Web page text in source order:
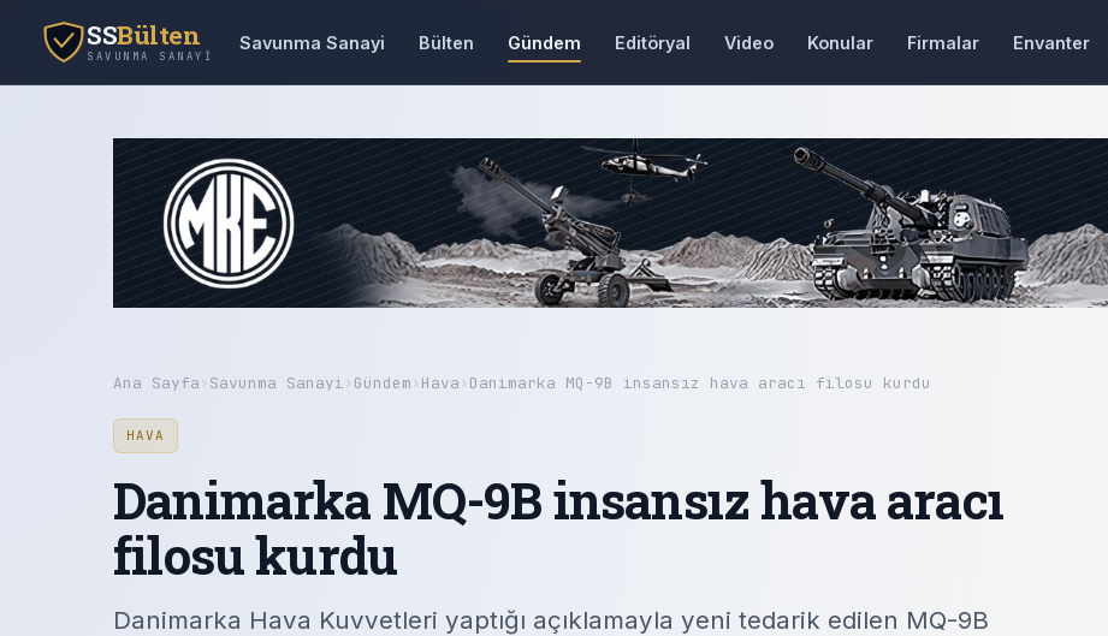
SSBülten
SAVUNMA SANAYI
Savunma Sanayi Bülten Gündem Editöryal Video Konular Firmalar Envanter
Ana Sayfa› Savunma Sanayi› Gündem› Hava› Danimarka MQ-9B insansız hava aracı filosu kurdu
HAVA
Danimarka MQ-9B insansız hava aracı
filosu kurdu
Danimarka Hava Kuvvetleri yaptığı açıklamayla yeni tedarik edilen MQ-9B